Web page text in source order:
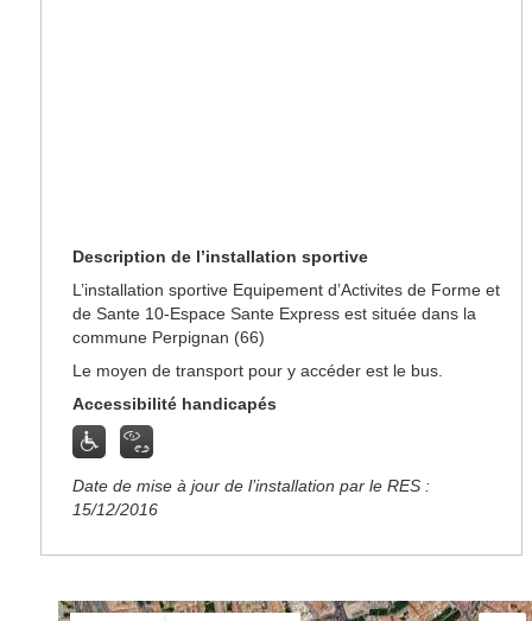
Description de l’installation sportive
L’installation sportive Equipement d’Activites de Forme et
de Sante 10-Espace Sante Express est située dans la
commune Perpignan (66)
Le moyen de transport pour y accéder est le bus.
Accessibilité handicapés
Date de mise à jour de l’installation par le RES :
15/12/2016